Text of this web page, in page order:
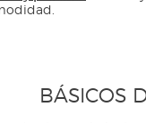
BÁSICOS